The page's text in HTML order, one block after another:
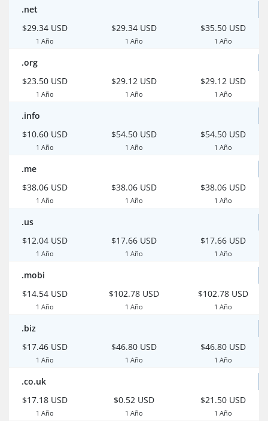
.net
$29.34 USD
1 Año
$29.34 USD
1 Año
$35.50 USD
1 Año
.org
$23.50 USD
1 Año
$29.12 USD
1 Año
$29.12 USD
1 Año
.info
$10.60 USD
1 Año
$54.50 USD
1 Año
$54.50 USD
1 Año
.me
$38.06 USD
1 Año
$38.06 USD
1 Año
$38.06 USD
1 Año
.us
$12.04 USD
1 Año
$17.66 USD
1 Año
$17.66 USD
1 Año
.mobi
$14.54 USD
1 Año
$102.78 USD
1 Año
$102.78 USD
1 Año
.biz
$17.46 USD
1 Año
$46.80 USD
1 Año
$46.80 USD
1 Año
.co.uk
$17.18 USD
1 Año
$0.52 USD
1 Año
$21.50 USD
1 Año